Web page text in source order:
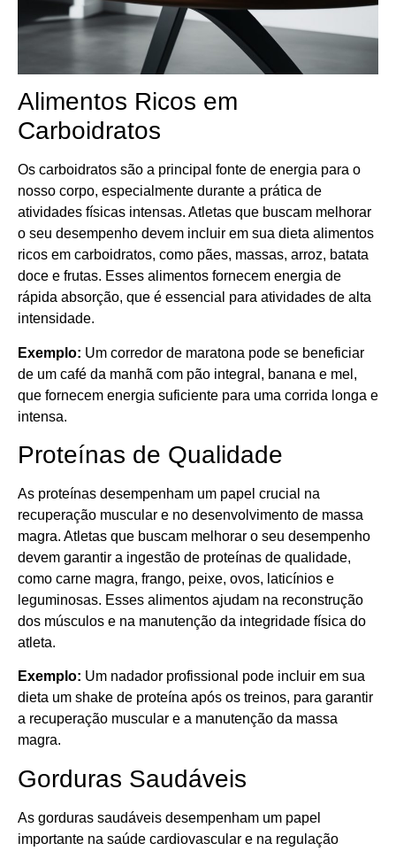
Alimentos Ricos em
Carboidratos
Os carboidratos são a principal fonte de energia para o
nosso corpo, especialmente durante a prática de
atividades físicas intensas. Atletas que buscam melhorar
o seu desempenho devem incluir em sua dieta alimentos
ricos em carboidratos, como pães, massas, arroz, batata
doce e frutas. Esses alimentos fornecem energia de
rápida absorção, que é essencial para atividades de alta
intensidade.
Exemplo: Um corredor de maratona pode se beneficiar
de um café da manhã com pão integral, banana e mel,
que fornecem energia suficiente para uma corrida longa e
intensa.
Proteínas de Qualidade
As proteínas desempenham um papel crucial na
recuperação muscular e no desenvolvimento de massa
magra. Atletas que buscam melhorar o seu desempenho
devem garantir a ingestão de proteínas de qualidade,
como carne magra, frango, peixe, ovos, laticínios e
leguminosas. Esses alimentos ajudam na reconstrução
dos músculos e na manutenção da integridade física do
atleta.
Exemplo: Um nadador profissional pode incluir em sua
dieta um shake de proteína após os treinos, para garantir
a recuperação muscular e a manutenção da massa
magra.
Gorduras Saudáveis
As gorduras saudáveis desempenham um papel
importante na saúde cardiovascular e na regulação